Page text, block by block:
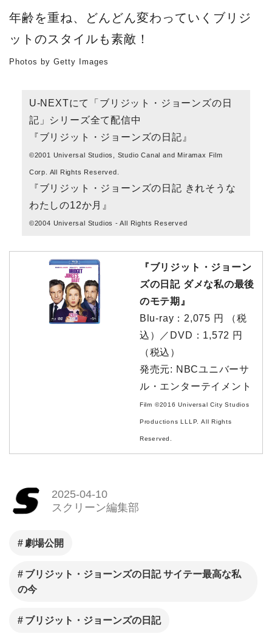
年齢を重ね、どんどん変わっていくブリジ
ットのスタイルも素敵！
Photos by Getty Images
U-NEXTにて「ブリジット・ジョーンズの日
記」シリーズ全て配信中
『ブリジット・ジョーンズの日記』
©2001 Universal Studios, Studio Canal and Miramax Film
Corp. All Rights Reserved.
『ブリジット・ジョーンズの日記 きれそうな
わたしの12か月』
©2004 Universal Studios - All Rights Reserved
『ブリジット・ジョーン
ズの日記 ダメな私の最後
のモテ期』
Blu-ray：2,075 円 （税
込）／DVD：1,572 円
（税込）
発売元: NBCユニバーサ
ル・エンターテイメント
Film ©2016 Universal City Studios
Productions LLLP. All Rights
Reserved.
2025-04-10
スクリーン編集部
劇場公開
ブリジット・ジョーンズの日記 サイテー最高な私
の今
ブリジット・ジョーンズの日記